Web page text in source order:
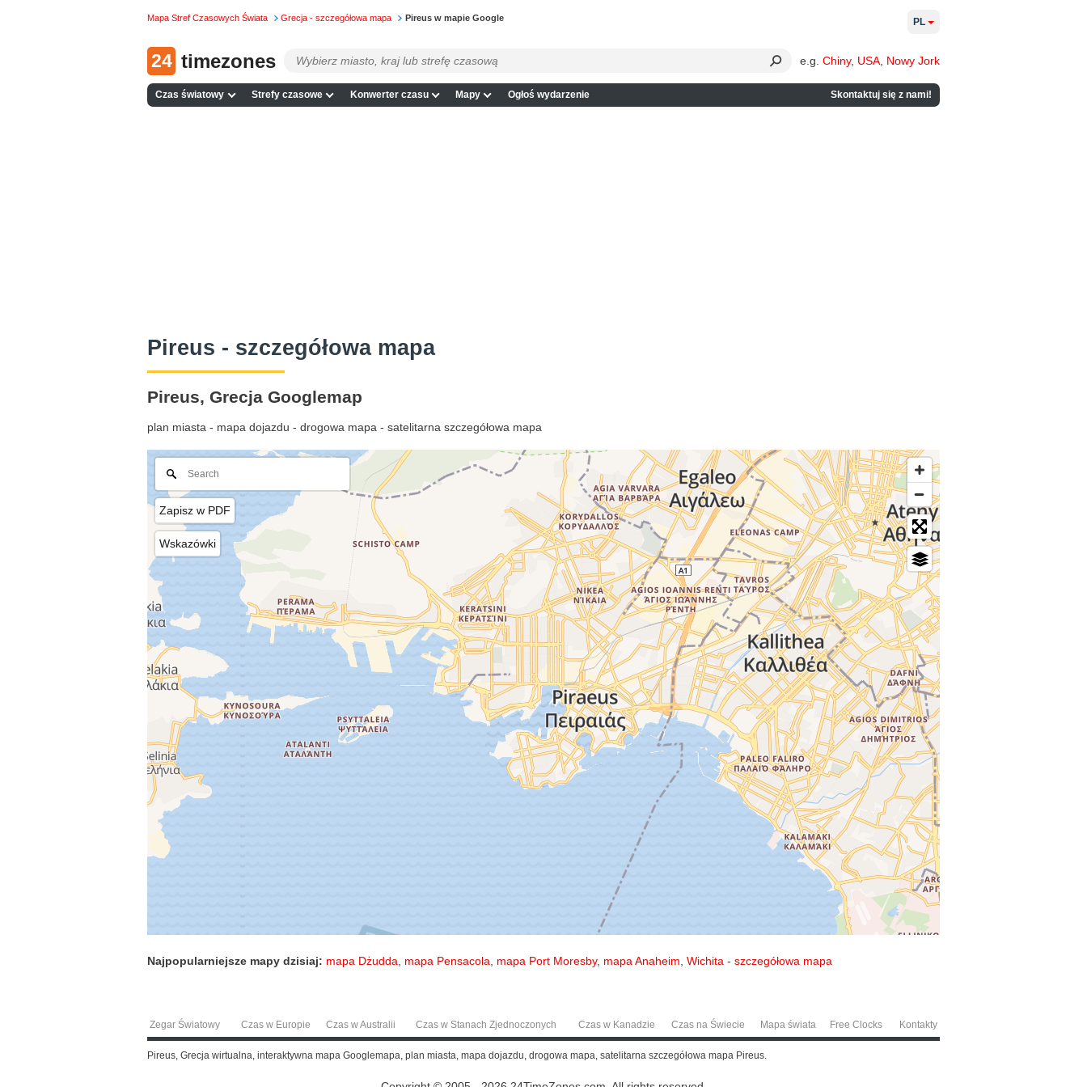
Mapa Stref Czasowych Świata Grecja - szczegółowa mapa Pireus w mapie Google
24 timezones e.g. Chiny, USA Nowy Jork
Czas światowy Strefy czasowe Konwerter czasu Mapy Ogłoś wydarzenie Skontaktuj się z nami!
PL
Pireus - szczegółowa mapa
Pireus, Grecja Googlemap
plan miasta - mapa dojazdu - drogowa mapa - satelitarna szczegółowa mapa
Zapisz w PDF
Wskazówki
Najpopularniejsze mapy dzisiaj: mapa Dżudda mapa Pensacola mapa Port Moresby, mapa Anaheim Wichita - szczegółowa mapa
Zegar Światowy Czas w Europie Czas w Australii Czas w Stanach Zjednoczonych Czas w Kanadzie Czas na Świecie Mapa świata Free Clocks Kontakty
Pireus, Grecja wirtualna, interaktywna mapa Googlemapa, plan miasta, mapa dojazdu, drogowa mapa, satelitarna szczegółowa mapa Pireus.